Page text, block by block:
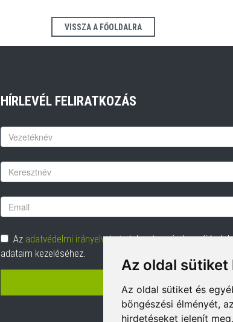
Az oldal sütiket
Az oldal sütiket és
böngészési élményét,
hirdetéseket jelenít
VISSZA A FŐOLDALRA
HÍRLEVÉL FELIRATKOZÁS
Keresztnév
Vezetéknév
Email
cím
Adatvédelem
Az adatvédelmi irányelveketelolvastam és hozzájárulok
adataim kezeléséhez.